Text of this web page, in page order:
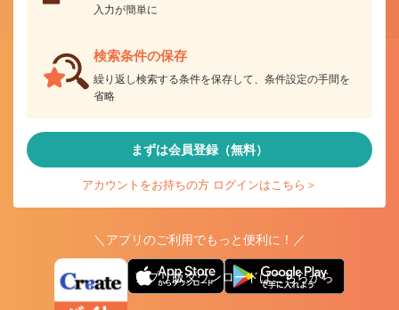
入力が簡単に
検索条件の保存
繰り返し検索する条件を保存して、条件設定の手間を
省略
まずは会員登録（無料）
アカウントをお持ちの方 ログインはこちら＞
＼アプリのご利用でもっと便利に！／
アプリ版ダウンロードはこちらから